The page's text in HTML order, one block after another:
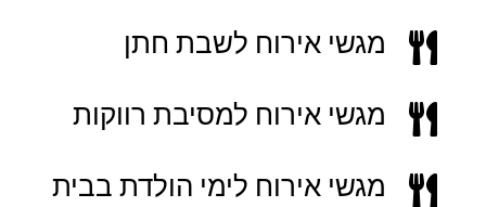
 מגשי אירוח לשבת חתן
 מגשי אירוח למסיבת רווקות
 מגשי אירוח לימי הולדת בבית